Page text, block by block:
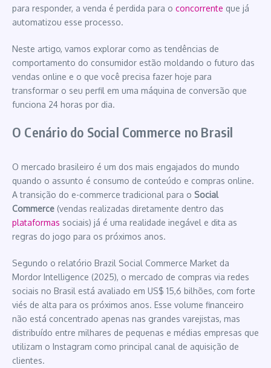
para responder, a venda é perdida para o concorrente que já
automatizou esse processo.
Neste artigo, vamos explorar como as tendências de
comportamento do consumidor estão moldando o futuro das
vendas online e o que você precisa fazer hoje para
transformar o seu perfil em uma máquina de conversão que
funciona 24 horas por dia.
O Cenário do Social Commerce no Brasil
O mercado brasileiro é um dos mais engajados do mundo
quando o assunto é consumo de conteúdo e compras online.
A transição do e-commerce tradicional para o Social
Commerce (vendas realizadas diretamente dentro das
plataformas sociais) já é uma realidade inegável e dita as
regras do jogo para os próximos anos.
Segundo o relatório Brazil Social Commerce Market da
Mordor Intelligence (2025), o mercado de compras via redes
sociais no Brasil está avaliado em US$ 15,6 bilhões, com forte
viés de alta para os próximos anos. Esse volume financeiro
não está concentrado apenas nas grandes varejistas, mas
distribuído entre milhares de pequenas e médias empresas que
utilizam o Instagram como principal canal de aquisição de
clientes.